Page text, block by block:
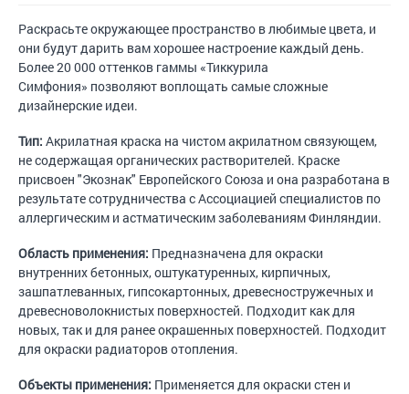
Раскрасьте окружающее пространство в любимые цвета, и
они будут дарить вам хорошее настроение каждый день.
Более 20 000 оттенков гаммы «Тиккурила
Симфония» позволяют воплощать самые сложные
дизайнерские идеи.
Тип: Акрилатная краска на чистом акрилатном связующем,
не содержащая органических растворителей. Краске
присвоен "Экознак" Европейского Союза и она разработана в
результате сотрудничества с Ассоциацией специалистов по
аллергическим и астматическим заболеваниям Финляндии.
Область применения: Предназначена для окраски
внутренних бетонных, оштукатуренных, кирпичных,
зашпатлеванных, гипсокартонных, древесностружечных и
древесноволокнистых поверхностей. Подходит как для
новых, так и для ранее окрашенных поверхностей. Подходит
для окраски радиаторов отопления.
Объекты применения: Применяется для окраски стен и